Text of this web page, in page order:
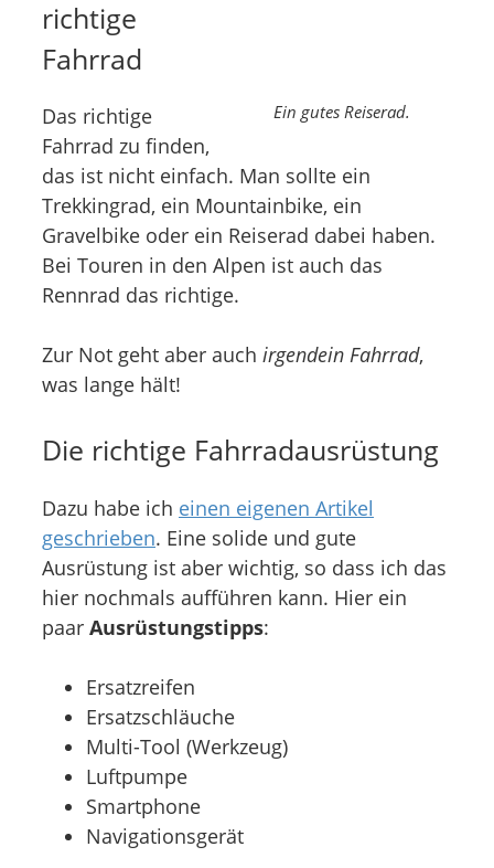
Ein gutes Reiserad.
richtige
Fahrrad
Das richtige
Fahrrad zu finden,
das ist nicht einfach. Man sollte ein
Trekkingrad, ein Mountainbike, ein
Gravelbike oder ein Reiserad dabei haben.
Bei Touren in den Alpen ist auch das
Rennrad das richtige.
Zur Not geht aber auch irgendein Fahrrad,
was lange hält!
Die richtige Fahrradausrüstung
Dazu habe ich einen eigenen Artikel
geschrieben. Eine solide und gute
Ausrüstung ist aber wichtig, so dass ich das
hier nochmals aufführen kann. Hier ein
paar Ausrüstungstipps:
Ersatzreifen
Ersatzschläuche
Multi-Tool (Werkzeug)
Luftpumpe
Smartphone
Navigationsgerät